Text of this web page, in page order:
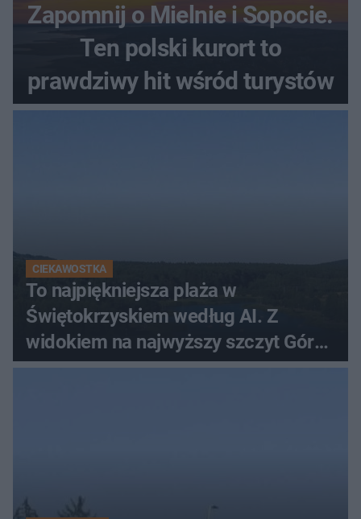
Zapomnij o Mielnie i Sopocie.
Ten polski kurort to
prawdziwy hit wśród turystów
CIEKAWOSTKA
To najpiękniejsza plaża w
Świętokrzyskiem według AI. Z
widokiem na najwyższy szczyt Gór
Świętokrzyskich